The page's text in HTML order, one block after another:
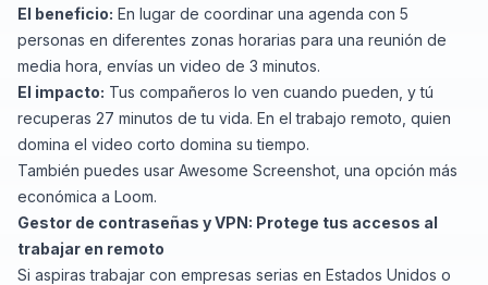
El beneficio: En lugar de coordinar una agenda con 5
personas en diferentes zonas horarias para una reunión de
media hora, envías un video de 3 minutos.
El impacto: Tus compañeros lo ven cuando pueden, y tú
recuperas 27 minutos de tu vida. En el trabajo remoto, quien
domina el video corto domina su tiempo.
También puedes usar Awesome Screenshot, una opción más
económica a Loom.
Gestor de contraseñas y VPN: Protege tus accesos al
trabajar en remoto
Si aspiras trabajar con empresas serias en Estados Unidos o